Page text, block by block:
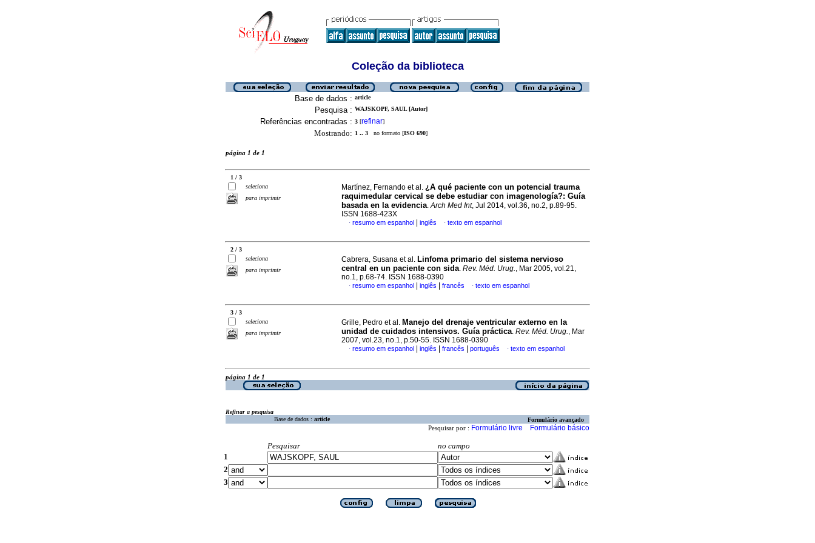
Coleção da biblioteca
Base de dados : article
Pesquisa : WAJSKOPF, SAUL [Autor]
Referências encontradas : 3 [refinar]
Mostrando: 1 .. 3 no formato [ISO 690]
página 1 de 1
1 / 3
seleciona
para imprimir
Martínez, Fernando et al. ¿A qué paciente con un potencial trauma
raquimedular cervical se debe estudiar con imagenología?: Guía
basada en la evidencia.Arch Med Int, Jul 2014, vol.36, no.2, p.89-95.
ISSN 1688-423X
· resumo em espanhol inglês · texto em espanhol
2 / 3
seleciona
para imprimir
Cabrera, Susana et al. Linfoma primario del sistema nervioso
central en un paciente con sida. Rev. Méd. Urug., Mar 2005, vol.21,
no.1, p.68-74. ISSN 1688-0390
· resumo em espanhol inglês francês · texto em espanhol
3 / 3
seleciona
para imprimir
Grille, Pedro et al. Manejo del drenaje ventricular externo en la
unidad de cuidados intensivos. Guía práctica. Rev. Méd. Urug., Mar
2007, vol.23, no.1, p.50-55. ISSN 1688-0390
· resumo em espanhol inglês francês português · texto em espanhol
página 1 de 1
Refinar a pesquisa
Base de dados : article Formulário avançado
Pesquisar por : Formulário livre Formulário básico
Pesquisar
no campo
1
2
3